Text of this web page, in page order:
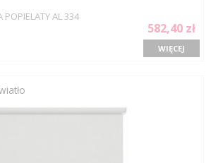
POPIELATY AL 334
582,40 zł
WIĘCEJ